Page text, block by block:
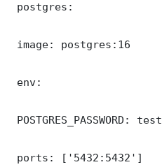
postgres:
image: postgres:16
env:
POSTGRES_PASSWORD: test
ports: ['5432:5432']